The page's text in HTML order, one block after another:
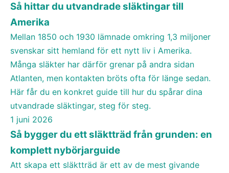
Så hittar du utvandrade släktingar till
Amerika
Mellan 1850 och 1930 lämnade omkring 1,3 miljoner
svenskar sitt hemland för ett nytt liv i Amerika.
Många släkter har därför grenar på andra sidan
Atlanten, men kontakten bröts ofta för länge sedan.
Här får du en konkret guide till hur du spårar dina
utvandrade släktingar, steg för steg.
GUIDE
Så bygger du ett släktträd från grunden: en komplett
nybörjarguide
1 juni 2026
Så bygger du ett släktträd från grunden: en
komplett nybörjarguide
Att skapa ett släktträd är ett av de mest givande